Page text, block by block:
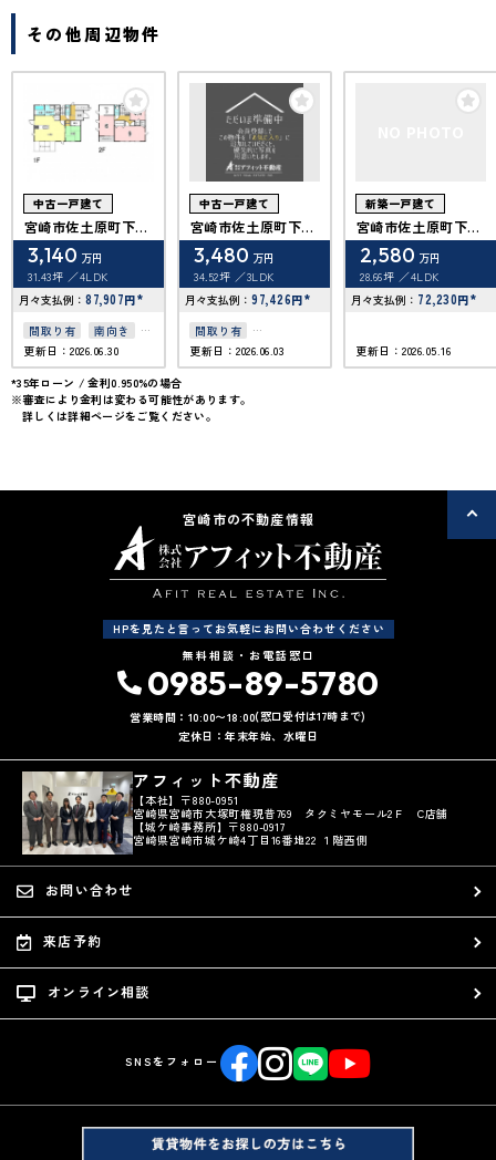
その他周辺物件
中古一戸建て
宮崎市佐土原町下那
珂
3,140 万円
31.43坪
4LDK
月々支払例： 87,907円*
間取り有
南向き
駐車場2台可
50坪以上
4LDK以上
駐車場１台無料
オール電化
更新日：2026.06.30
中古一戸建て
宮崎市佐土原町下那
珂
3,480 万円
34.52坪
3LDK
月々支払例： 97,426円*
間取り有
リフォーム済
50坪以上
上下水道完備
更新日：2026.06.03
新築一戸建て
宮崎市佐土原町下那
珂2,580 万円
28.66坪
4LDK
月々支払例： 72,230円*
更新日：2026.05.16
*35年ローン / 金利0.950%の場合
※審査により金利は変わる可能性があります。
詳しくは詳細ページをご覧ください。
宮崎市の不動産情報
HPを見たと言ってお気軽にお問い合わせください
無料相談・お電話窓口
0985-89-5780
営業時間：10:00〜18:00(窓口受付は17時まで)
定休日：年末年始、水曜日
アフィット不動産
【本社】〒880-0951
宮崎県宮崎市大塚町権現昔769 タクミヤモール2Ｆ C店舗
【城ケ崎事務所】〒880-0917
宮崎県宮崎市城ケ崎4丁目16番地22 １階西側
お問い合わせ
来店予約
オンライン相談
SNSをフォロー